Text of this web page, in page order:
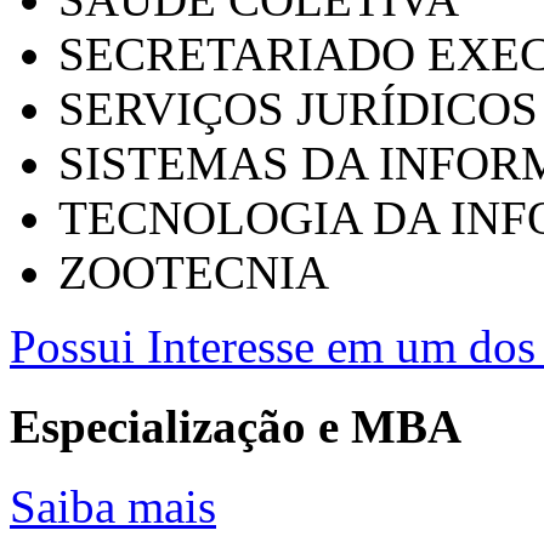
SECRETARIADO
SERVIÇOS
SISTEMAS DA
TECNOLOGIA DA
ZOOTECNIA
Possui Interesse em um
Especialização e MBA
Saiba mais